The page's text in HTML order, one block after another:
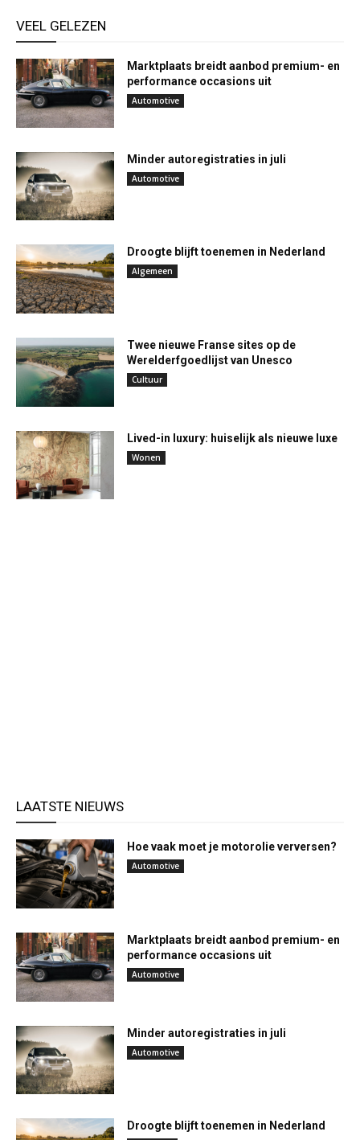
VEEL GELEZEN
Marktplaats breidt aanbod premium- en
performance occasions uit
Automotive
Minder autoregistraties in juli
Automotive
Droogte blijft toenemen in Nederland
Algemeen
Twee nieuwe Franse sites op de
Werelderfgoedlijst van Unesco
Cultuur
Lived-in luxury: huiselijk als nieuwe luxe
Wonen
LAATSTE NIEUWS
Hoe vaak moet je motorolie verversen?
Automotive
Marktplaats breidt aanbod premium- en
performance occasions uit
Automotive
Minder autoregistraties in juli
Automotive
Droogte blijft toenemen in Nederland